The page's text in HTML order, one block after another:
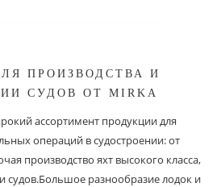
ПРОИЗВОДСТВА И
СУДОВ ОТ MIRKA
ассортимент продукции для
операций в судостроении: от
производство яхт высокого класса,
судов.Большое разнообразие лодок и